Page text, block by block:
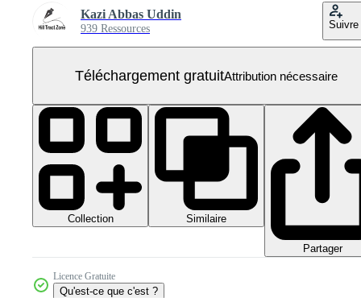
Kazi Abbas Uddin
939 Ressources Suivre
Téléchargement gratuitAttribution nécessaire
Collection Similaire
Partager
Licence Gratuite
Qu'est-ce que c'est ?